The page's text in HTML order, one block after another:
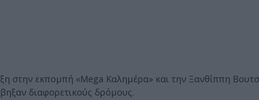
στην εκπομπή «Mega Καλημέρα» και την Ξανθίππη
διαφορετικούς δρόμους.